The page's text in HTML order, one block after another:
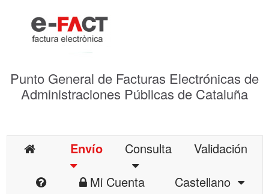
Punto General de Facturas Electrónicas de
Administraciones Públicas de Cataluña
Envío Consulta
Validación
Mi Cuenta
Castellano